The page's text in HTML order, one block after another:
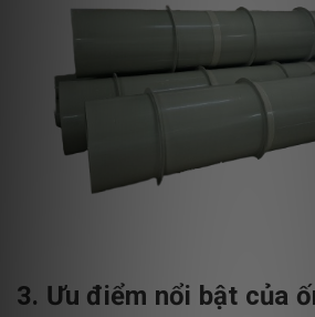
3. Ưu điểm nổi bật của